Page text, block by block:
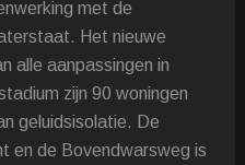
met de
Het nieuwe
alle aanpassingen in
zijn 90 woningen
geluidsisolatie. De
en de Bovendwarsweg is